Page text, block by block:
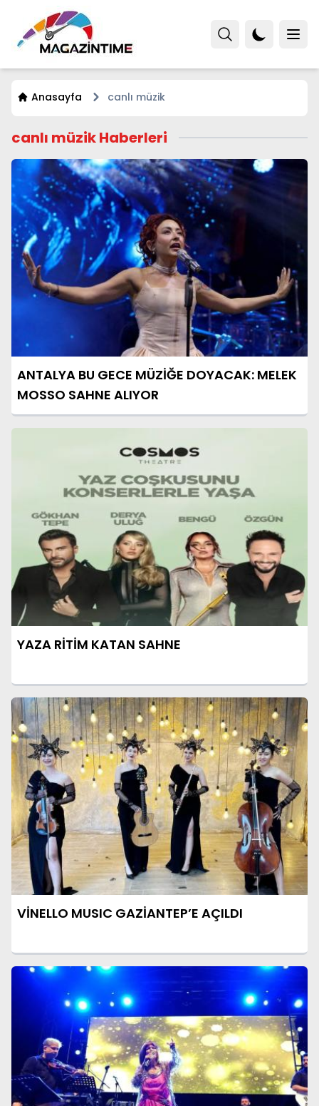
Anasayfa canlı müzik
canlı müzik Haberleri
ANTALYA BU GECE MÜZİĞE DOYACAK: MELEK
MOSSO SAHNE ALIYOR
YAZA RİTİM KATAN SAHNE
VİNELLO MUSIC GAZİANTEP’E AÇILDI